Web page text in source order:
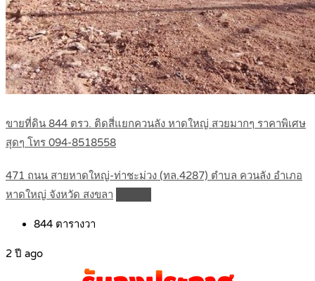
ขายที่ดิน 844 ตรว. ติดสี่แยกควนลัง หาดใหญ่ สวยมากๆ ราคาพิเศษ
สุดๆ โทร 094-8518558
471 ถนน สายหาดใหญ่-ท่าชะม่วง (ทล.4287) ตำบล ควนลัง อำเภอ
หาดใหญ่ จังหวัด สงขลา
844 ตารางวา
2 ปี ago